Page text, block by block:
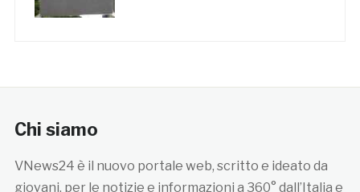
Chi siamo
VNews24 è il nuovo portale web, scritto e ideato da
giovani, per le notizie e informazioni a 360° dall’Italia e